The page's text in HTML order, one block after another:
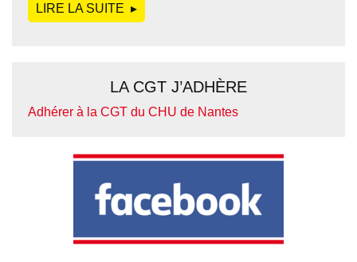
LIRE LA SUITE DE
LA CGT J’ADHÈRE
Adhérer à la CGT du CHU de Nantes